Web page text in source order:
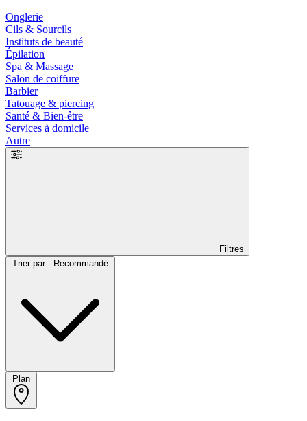
Onglerie
Cils & Sourcils
Instituts de beauté
Épilation
Spa & Massage
Salon de coiffure
Barbier
Tatouage & piercing
Santé & Bien-être
Services à domicile
Autre
Filtres